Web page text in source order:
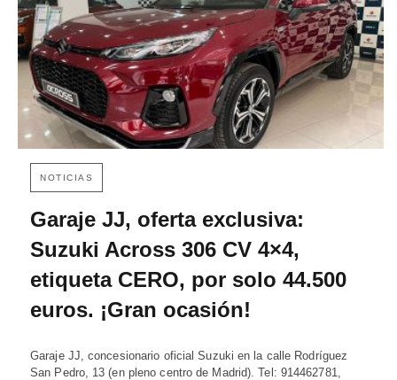
NOTICIAS
Garaje JJ, oferta exclusiva:
Suzuki Across 306 CV 4×4,
etiqueta CERO, por solo 44.500
euros. ¡Gran ocasión!
Garaje JJ, concesionario oficial Suzuki en la calle Rodríguez
San Pedro, 13 (en pleno centro de Madrid). Tel: 914462781,